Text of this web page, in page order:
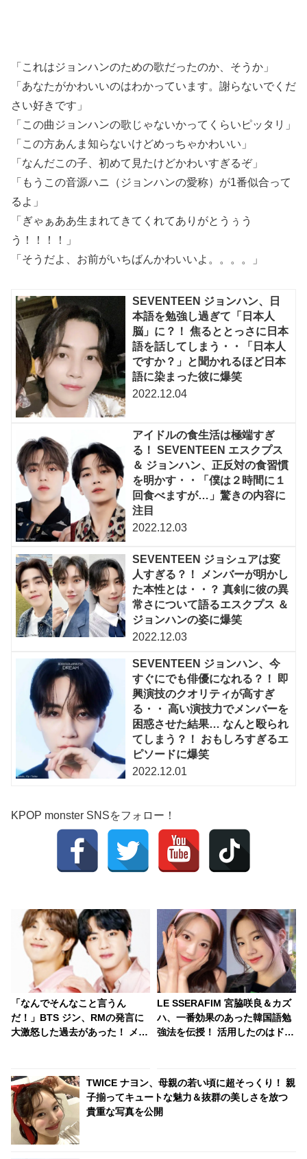
「これはジョンハンのための歌だったのか、そうか」
「あなたがかわいいのはわかっています。謝らないでくだ
さい好きです」
「この曲ジョンハンの歌じゃないかってくらいピッタリ」
「この方あんま知らないけどめっちゃかわいい」
「なんだこの子、初めて見たけどかわいすぎるぞ」
「もうこの音源ハニ（ジョンハンの愛称）が1番似合って
るよ」
「ぎゃぁああ生まれてきてくれてありがとうぅう
う！！！！」
「そうだよ、お前がいちばんかわいいよ。。。。」
SEVENTEEN ジョンハン、日
本語を勉強し過ぎて「日本人
脳」に？！ 焦るととっさに日本
語を話してしまう・・「日本人
ですか？」と聞かれるほど日本
語に染まった彼に爆笑
2022.12.04
アイドルの食生活は極端すぎ
る！ SEVENTEEN エスクプス
＆ ジョンハン、正反対の食習慣
を明かす・・「僕は２時間に１
回食べますが…」驚きの内容に
注目
2022.12.03
SEVENTEEN ジョシュアは変
人すぎる？！ メンバーが明かし
た本性とは・・？ 真剣に彼の異
常さについて語るエスクプス ＆
ジョンハンの姿に爆笑
2022.12.03
SEVENTEEN ジョンハン、今
すぐにでも俳優になれる？！ 即
興演技のクオリティが高すぎ
る・・ 高い演技力でメンバーを
困惑させた結果… なんと殴られ
てしまう？！ おもしろすぎるエ
ピソードに爆笑
2022.12.01
KPOP monster SNSをフォロー！
「なんでそんなこと言うん
だ！」BTS ジン、RMの発言に
大激怒した過去があった！ メン
ンションも100点満点なジンの
姿にファンから「何度見ても面
白い」の声殺到
LE SSERAFIM 宮脇咲良＆カズ
ハ、一番効果のあった韓国語勉
強法を伝授！ 活用したのはドラ
TWICE ナヨン、母親の若い頃に超そっくり！ 親
子揃ってキュートな魅力＆抜群の美しさを放つ
貴重な写真を公開